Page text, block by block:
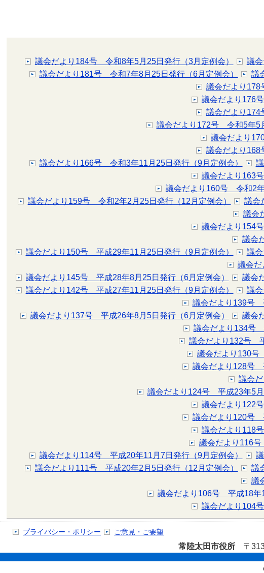
議会だより184号 令和8年5月25日発行（3月定例会）
議
議会だより181号 令和7年8月25日発行（6月定例会）
議
議会だより178
議会だより176
議会だより174
議会だより172号 令和5年5
議会だより
議会だより168
議会だより166号 令和3年11月25日発行（9月定例会）
議会だより163
議会だより160号 令和2年
議会だより159号 令和2年2月25日発行（12月定例会）
議会
議会
議会だより154
議会
議会だより150号 平成29年11月25日発行（9月定例会）
議
議会
議会だより145号 平成28年8月25日発行（6月定例会）
議会
議会だより142号 平成27年11月25日発行（9月定例会）
議
議会だより139号
議会だより137号 平成26年8月5日発行（6月定例会）
議会
議会だより134号
議会だより132号
議会だより130号
議会だより128号
議会
議会だより124号 平成23年5月
議会だより122
議会だより120号
議会だより118
議会だより116
議会だより114号 平成20年11月7日発行（9月定例会）
議会だより111号 平成20年2月5日発行（12月定例会）
議
議
議会だより106号 平成18年
議会だより104
プライバシー・ポリシー ご意見・ご要望
常陸太田市役所 〒